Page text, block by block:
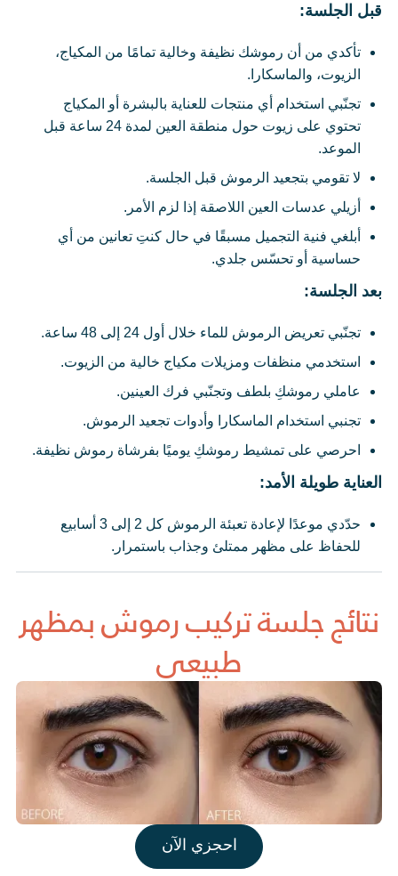
قبل الجلسة:
تأكدي من أن رموشك نظيفة وخالية تمامًا من المكياج،
الزيوت، والماسكارا.
تجنّبي استخدام أي منتجات للعناية بالبشرة أو المكياج
تحتوي على زيوت حول منطقة العين لمدة 24 ساعة قبل
الموعد.
لا تقومي بتجعيد الرموش قبل الجلسة.
أزيلي عدسات العين اللاصقة إذا لزم الأمر.
أبلغي فنية التجميل مسبقًا في حال كنتِ تعانين من أي
حساسية أو تحسّس جلدي.
بعد الجلسة:
تجنّبي تعريض الرموش للماء خلال أول 24 إلى 48 ساعة.
استخدمي منظفات ومزيلات مكياج خالية من الزيوت.
عاملي رموشكِ بلطف وتجنّبي فرك العينين.
تجنبي استخدام الماسكارا وأدوات تجعيد الرموش.
احرصي على تمشيط رموشكِ يوميًا بفرشاة رموش نظيفة.
العناية طويلة الأمد:
حدّدي موعدًا لإعادة تعبئة الرموش كل 2 إلى 3 أسابيع
للحفاظ على مظهر ممتلئ وجذاب باستمرار.
نتائج جلسة تركيب رموش بمظهر
طبيعي
احجزي الآن